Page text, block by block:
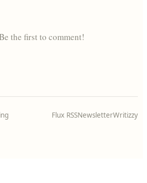
the first to comment!
Flux RSSNewsletterWritizzy